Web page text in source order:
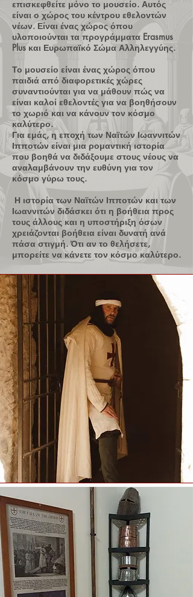
επισκεφθείτε μόνο το μουσείο. Αυτός
είναι ο χώρος του κέντρου εθελοντών
νέων. Είναι ένας χώρος όπου
υλοποιούνται τα προγράμματα Erasmus
Plus και Ευρωπαϊκό Σώμα Αλληλεγγύης.
Το μουσείο είναι ένας χώρος όπου
παιδιά από διαφορετικές χώρες
συναντιούνται για να μάθουν πώς να
είναι καλοί εθελοντές για να βοηθήσουν
το χωριό και να κάνουν τον κόσμο
καλύτερο.
Για εμάς, η εποχή των Ναϊτών Ιωαννιτών
Ιπποτών είναι μια ρομαντική ιστορία
που βοηθά να διδάξουμε στους νέους να
αναλαμβάνουν την ευθύνη για τον
κόσμο γύρω τους.
Η ιστορία των Ναϊτών Ιπποτών και των
Ιωαννιτών διδάσκει ότι η βοήθεια προς
τους άλλους και η υποστήριξη όσων
χρειάζονται βοήθεια είναι δυνατή ανά
πάσα στιγμή. Ότι αν το θελήσετε,
μπορείτε να κάνετε τον κόσμο καλύτερο.